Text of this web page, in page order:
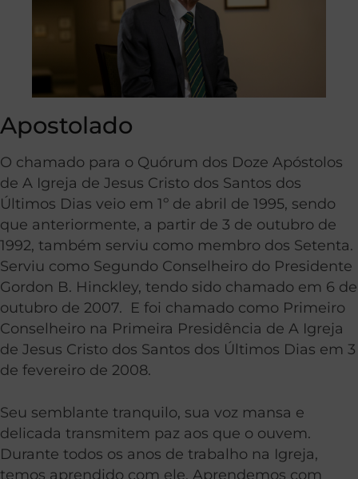
Apostolado
O chamado para o Quórum dos Doze Apóstolos
de A Igreja de Jesus Cristo dos Santos dos
Últimos Dias veio em 1º de abril de 1995, sendo
que anteriormente, a partir de 3 de outubro de
1992, também serviu como membro dos Setenta.
Serviu como Segundo Conselheiro do Presidente
Gordon B. Hinckley, tendo sido chamado em 6 de
outubro de 2007. E foi chamado como Primeiro
Conselheiro na Primeira Presidência de A Igreja
de Jesus Cristo dos Santos dos Últimos Dias em 3
de fevereiro de 2008.
Seu semblante tranquilo, sua voz mansa e
delicada transmitem paz aos que o ouvem.
Durante todos os anos de trabalho na Igreja,
temos aprendido com ele. Aprendemos com